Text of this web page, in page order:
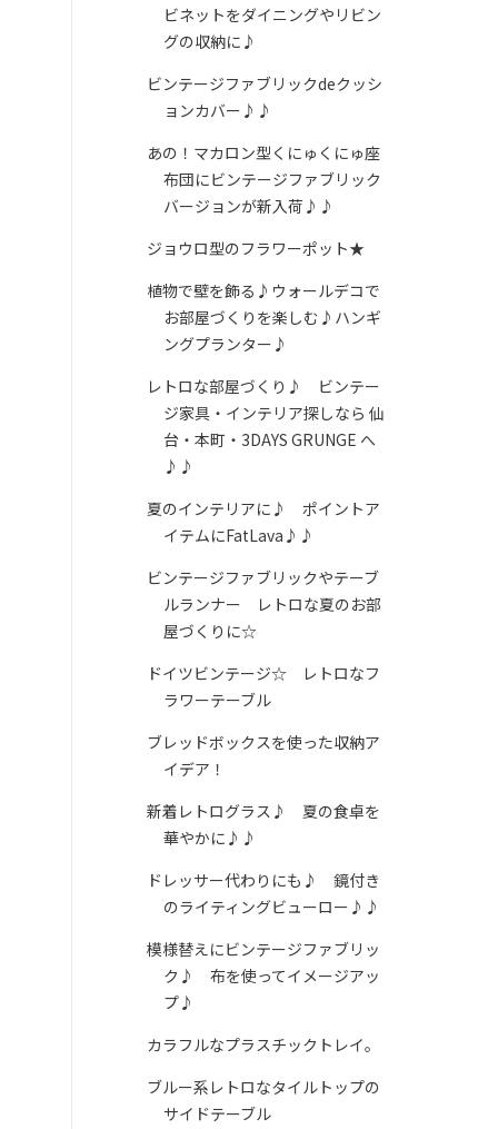
ビネットをダイニングやリビン
グの収納に♪
ビンテージファブリックdeクッシ
ョンカバー♪♪
あの！マカロン型くにゅくにゅ座
布団にビンテージファブリック
バージョンが新入荷♪♪
ジョウロ型のフラワーポット★
植物で壁を飾る♪ウォールデコで
お部屋づくりを楽しむ♪ハンギ
ングプランター♪
レトロな部屋づくり♪ ビンテー
ジ家具・インテリア探しなら 仙
台・本町・3DAYS GRUNGE へ
♪♪
夏のインテリアに♪ ポイントア
イテムにFatLava♪♪
ビンテージファブリックやテーブ
ルランナー レトロな夏のお部
屋づくりに☆
ドイツビンテージ☆ レトロなフ
ラワーテーブル
ブレッドボックスを使った収納ア
イデア！
新着レトログラス♪ 夏の食卓を
華やかに♪♪
ドレッサー代わりにも♪ 鏡付き
のライティングビューロー♪♪
模様替えにビンテージファブリッ
ク♪ 布を使ってイメージアッ
プ♪
カラフルなプラスチックトレイ。
ブルー系レトロなタイルトップの
サイドテーブル